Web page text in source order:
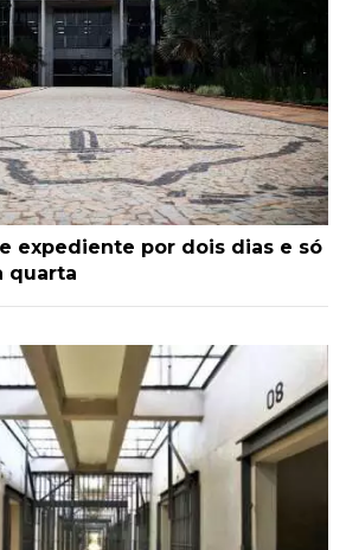
expediente por dois dias e só
quarta